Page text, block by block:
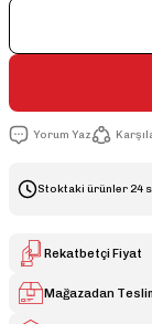
Yorum Yaz
Stoktaki ürünler 24
Rekatbetçi Fiyat
Mağazadan